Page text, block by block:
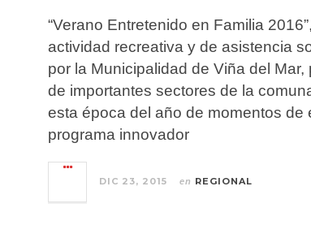
“Verano Entretenido en Familia
actividad recreativa y de asistencia
por la Municipalidad de Viña del
de importantes sectores de la
esta época del año de momentos de
programa innovador
DIC 23, 2015 en REGIONAL